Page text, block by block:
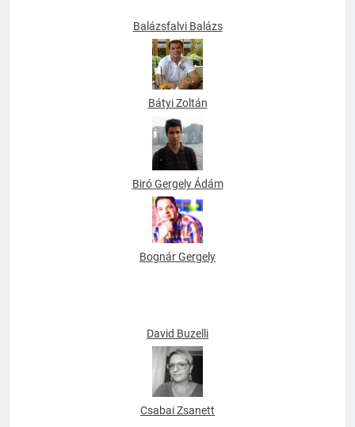
Balázsfalvi Balázs
Bátyi Zoltán
Biró Gergely Ádám
David Buzelli